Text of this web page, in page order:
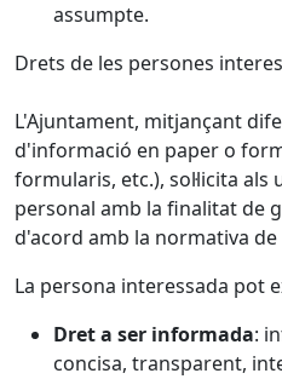
assumpte.
Drets de les persones
L'Ajuntament, mitjançant
d'informació en paper o
formularis, etc.), sol·licita
personal amb la finalitat de
d'acord amb la normativa
La persona interessada pot
Dret a ser informada:
concisa, transparent,